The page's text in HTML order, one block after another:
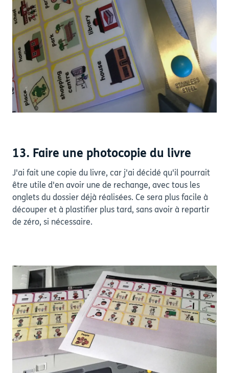
13. Faire une photocopie du livre
J'ai fait une copie du livre, car j'ai décidé qu'il pourrait
être utile d'en avoir une de rechange, avec tous les
onglets du dossier déjà réalisées. Ce sera plus facile à
découper et à plastifier plus tard, sans avoir à repartir
de zéro, si nécessaire.